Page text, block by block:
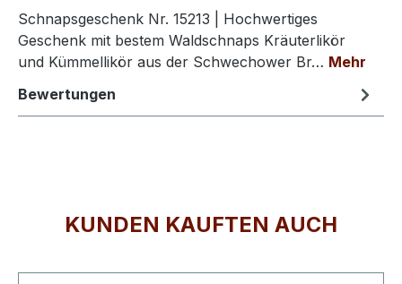
Schnapsgeschenk Nr. 15213 | Hochwertiges
Geschenk mit bestem Waldschnaps Kräuterlikör
und Kümmellikör aus der Schwechower Br… Mehr
Bewertungen
KUNDEN KAUFTEN AUCH